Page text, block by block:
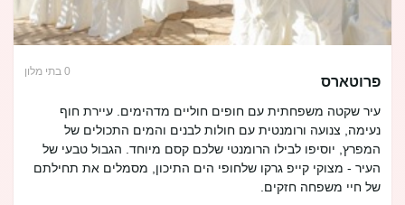
פרוטארס
0 בתי מלון
עיר שקטה משפחתית עם חופים חוליים מדהימים. עיירת חוף
נעימה, צנועה ורומנטית עם חולות לבנים והמים התכולים של
המפרץ, יוסיפו לבילו הרומנטי שלכם קסם מיוחד. הגבול טבעי של
העיר - מצוקי קייפ גרקו שלחופי הים התיכון, מסמלים את תחילתם
של חיי משפחה חזקים.